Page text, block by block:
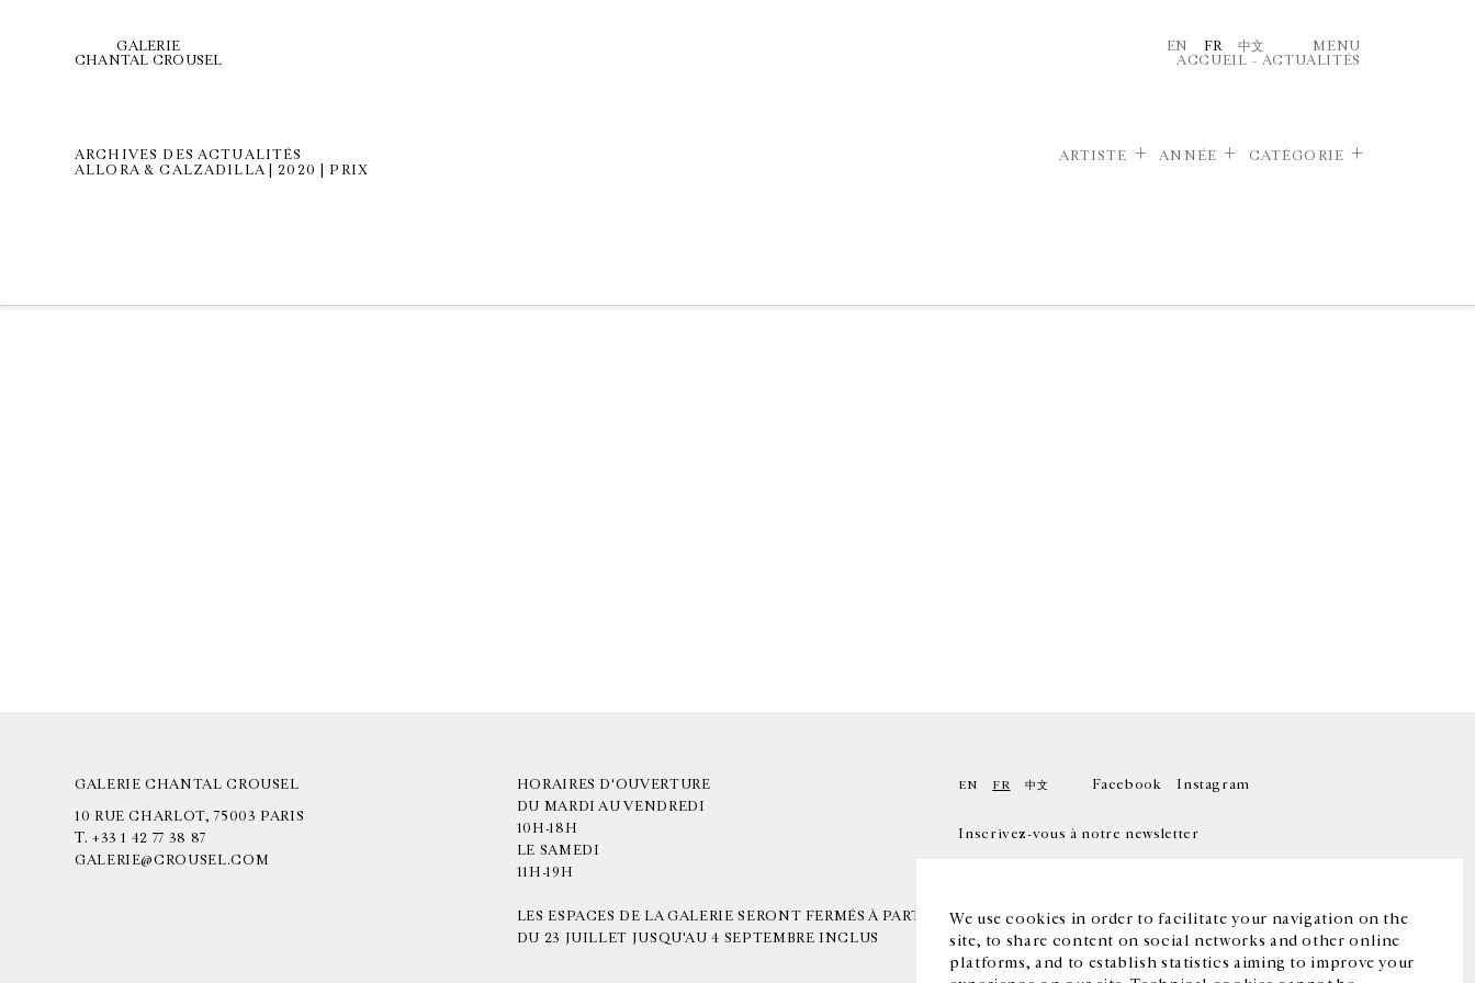
We use cookies in order to facilitate your navigation on the
site, to share content on social networks and other online
platforms, and to establish statistics aiming to improve your
GALERIE
CHANTAL CROUSEL
EN FR 中文
MENU
ACCUEIL – ACTUALITÉS
ARCHIVES DES ACTUALITÉS
ALLORA & CALZADILLA | 2020 | PRIX
ARTISTE ANNÉE CATÉGORIE
GALERIE CHANTAL CROUSEL
10 RUE CHARLOT, 75003 PARIS
T. +33 1 42 77 38 87
GALERIE@CROUSEL.COM
HORAIRES D'OUVERTURE
DU MARDI AU VENDREDI
10H-18H
LE SAMEDI
11H-19H
LES ESPACES DE LA GALERIE SERONT FERMÉS À PARTIR
DU 23 JUILLET JUSQU'AU 4 SEPTEMBRE INCLUS
EN FR 中文 Facebook Instagram
Inscrivez-vous à notre newsletter